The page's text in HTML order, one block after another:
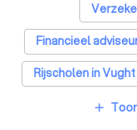
Financieel
Rijscholen in Vught
add